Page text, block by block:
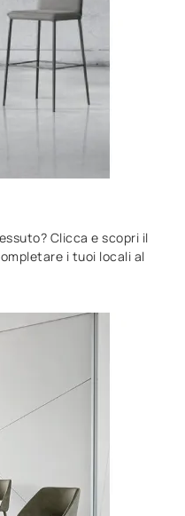
Clicca e scopri il
i tuoi locali al